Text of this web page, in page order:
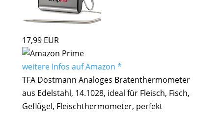
17,99 EUR
weitere Infos auf Amazon *
TFA Dostmann Analoges Bratenthermometer
aus Edelstahl, 14.1028, ideal für Fleisch, Fisch,
Geflügel, Fleischthermometer, perfekt